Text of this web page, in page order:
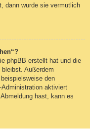
dann wurde sie vermutlich
phpBB erstellt hat und die
Außerdem
den
Administration aktiviert
hast, kann es